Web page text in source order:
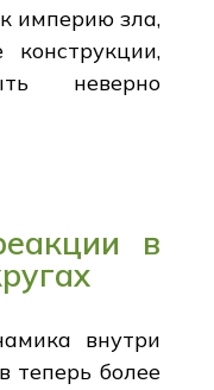
империю зла,
неверно
в
внутри
теперь более